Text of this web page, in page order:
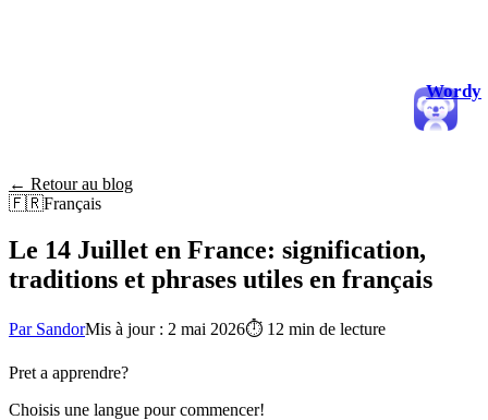
Wordy
← Retour au blog
🇫🇷Français
Le 14 Juillet en France: signification,
traditions et phrases utiles en français
Par SandorMis à jour : 2 mai 2026⏱ 12 min de lecture
Pret a apprendre?
Choisis une langue pour commencer!